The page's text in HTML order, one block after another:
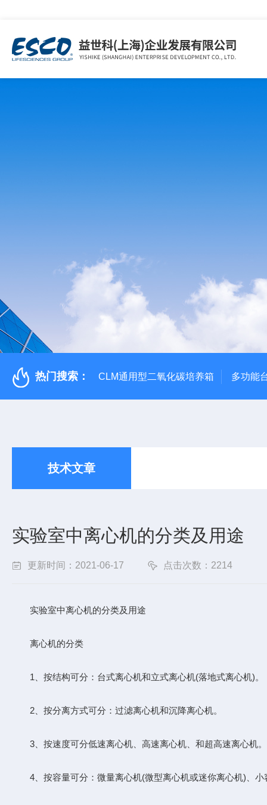
热门搜索： CLM通用型二氧化碳培养箱 多功能
技术文章
实验室中离心机的分类及用途
更新时间：2021-06-17 点击次数：2214
实验室中离心机的分类及用途
离心机的分类
1、按结构可分：台式离心机和立式离心机(落地式离心机)。
2、按分离方式可分：过滤离心机和沉降离心机。
3、按速度可分低速离心机、高速离心机、和超高速离心机。
4、按容量可分：微量离心机(微型离心机或迷你离心机)、小